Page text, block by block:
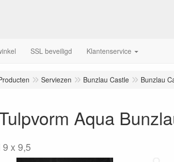
SSL beveiligd Klantenservice
Serviezen Bunzlau Castle Bunzlau
Aqua
x 9,5